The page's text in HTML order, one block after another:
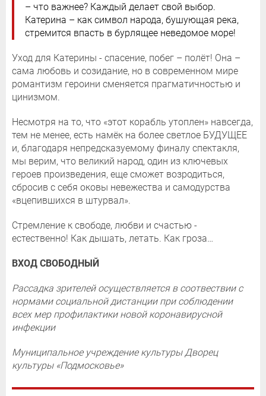
– что важнее? Каждый делает свой выбор.
Катерина – как символ народа, бушующая река,
стремится впасть в бурлящее неведомое море!
Уход для Катерины - спасение, побег – полёт! Она –
сама любовь и созидание, но в современном мире
романтизм героини сменяется прагматичностью и
цинизмом.
Несмотря на то, что «этот корабль утоплен» навсегда,
тем не менее, есть намёк на более светлое БУДУЩЕЕ
и, благодаря непредсказуемому финалу спектакля,
мы верим, что великий народ, один из ключевых
героев произведения, еще сможет возродиться,
сбросив с себя оковы невежества и самодурства
«вцепившихся в штурвал».
Стремление к свободе, любви и счастью -
естественно! Как дышать, летать. Как гроза…
ВХОД СВОБОДНЫЙ
Рассадка зрителей осуществляется в соотвествии с
нормами социальной дистанции при соблюдении
всех мер профилактики новой коронавирусной
инфекции
Муниципальное учреждение культуры Дворец
культуры «Подмосковье»